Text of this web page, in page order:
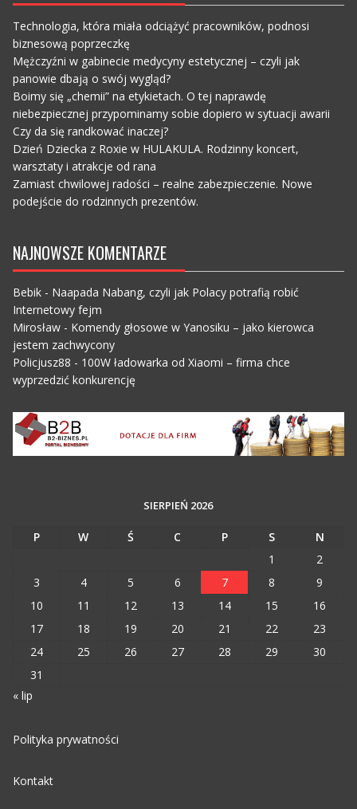
Technologia, która miała odciążyć pracowników, podnosi
biznesową poprzeczkę
Mężczyźni w gabinecie medycyny estetycznej – czyli jak
panowie dbają o swój wygląd?
Boimy się „chemii” na etykietach. O tej naprawdę
niebezpiecznej przypominamy sobie dopiero w sytuacji awarii
Czy da się randkować inaczej?
Dzień Dziecka z Roxie w HULAKULA. Rodzinny koncert,
warsztaty i atrakcje od rana
Zamiast chwilowej radości – realne zabezpieczenie. Nowe
podejście do rodzinnych prezentów.
NAJNOWSZE KOMENTARZE
Bebik- Naapada Nabang, czyli jak Polacy potrafią robić
Internetowy fejm
Mirosław- Komendy głosowe w Yanosiku – jako kierowca
jestem zachwycony
Policjusz88 - 100W ładowarka od Xiaomi – firma chce
wyprzedzić konkurencję
SIERPIEŃ 2026
P W Ś C P S
N
1
2
3
4 5 6 7 8
9
10
11 12 13 14 15
16
17
18 19 20 21 22
23
24
25 26 27 28 29
30
31
« lip
Polityka prywatności
Kontakt